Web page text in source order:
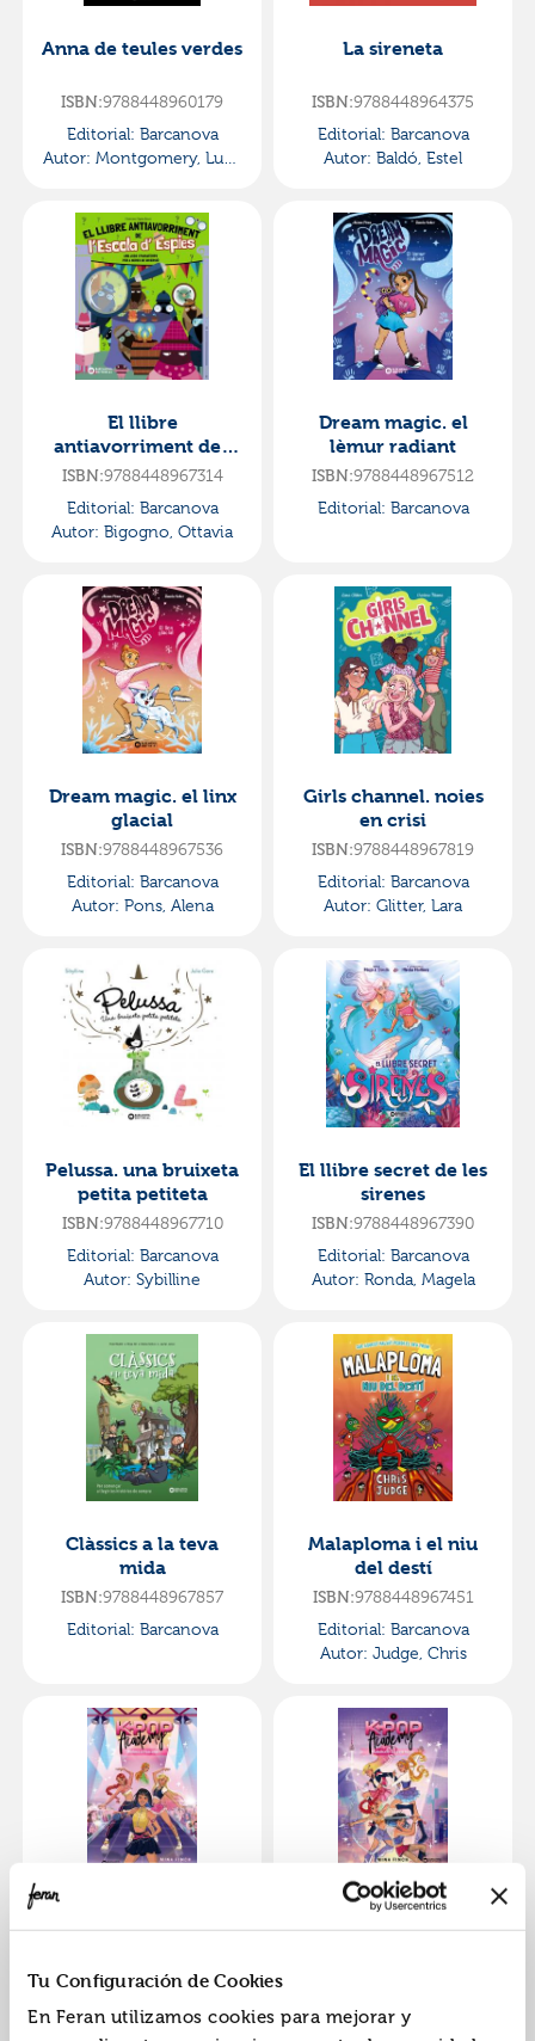
Tu Configuración de Cookies
En Feran utilizamos cookies para mejorar y
Anna de teules verdes
ISBN:9788448960179
Editorial: Barcanova
Autor: Montgomery, Lucy
La sireneta
ISBN:9788448964375
Editorial: Barcanova
Autor: Baldó, Estel
El llibre
antiavorriment de l
escola d espies
ISBN:9788448967314
Editorial: Barcanova
Autor: Bigogno, Ottavia
Dream magic. el
lèmur radiant
ISBN:9788448967512
Editorial: Barcanova
Dream magic. el linx
glacial
ISBN:9788448967536
Editorial: Barcanova
Autor: Pons, Alena
Girls channel. noies
en crisi
ISBN:9788448967819
Editorial: Barcanova
Autor: Glitter, Lara
Pelussa. una bruixeta
petita petiteta
ISBN:9788448967710
Editorial: Barcanova
Autor: Sybilline
El llibre secret de les
sirenes
ISBN:9788448967390
Editorial: Barcanova
Autor: Ronda, Magela
Clàssics a la teva
mida
ISBN:9788448967857
Editorial: Barcanova
Malaploma i el niu
del destí
ISBN:9788448967451
Editorial: Barcanova
Autor: Judge, Chris
ISBN:9788448967598
Autor:Finch, Mina
K-pop academy.
Autor:Finch, Mina